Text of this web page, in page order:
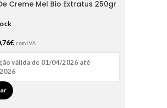
Creme Mel Bio Extratus 250gr
€ com IVA
válida de 01/04/2026 até